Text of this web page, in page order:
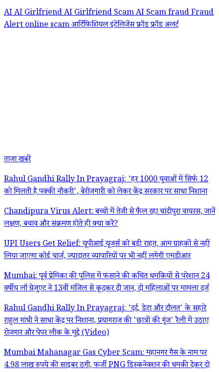
AIAI GirlfriendAI Girlfriend ScamAI ScamfraudFraud
Alertonline scamआर्टिफिशियल इंटेलिजेंसफ्रॉडफ्रॉड अलर्ट
ताजा खबरें
Rahul Gandhi Rally In Prayagraj: 'हर 1000 युवाओं में सिर्फ 12
को मिलती है पक्की नौकरी', बेरोजगारी को लेकर केंद्र सरकार पर साधा निशाना
Chandipura Virus Alert: बच्चों में तेजी से फैल रहा चांदीपुरा वायरस, जानें
लक्षण, बचाव और संक्रमण होते ही क्या करें?
UPI Users Get Relief: यूपीआई यूजर्स को बड़ी राहत, आम ग्राहकों से नहीं
लिया जाएगा कोई चार्ज, ज्यादातर व्यापारियों पर भी नहीं लगेगी एमडीआर
Mumbai: पूर्व प्रेमिका की पुलिस में फंसाने की कथित धमकियों से परेशान 24
वर्षीय लॉ ग्रेजुएट ने 13वीं मंजिल से कूदकर दी जान, दो महिलाओं पर मामला दर्ज
Rahul Gandhi Rally In Prayagraj: 'दर्द, डेटा और दौलत' के सहारे
राहुल गांधी ने साधा केंद्र पर निशाना, प्रयागराज की 'छात्रों की गूंज' रैली में उठाए
रोजगार और पेपर लीक के मुद्दे (Video)
Mumbai Mahanagar Gas Cyber Scam: महानगर गैस के नाम पर
4.98 लाख रुपये की साइबर ठगी, फर्जी PNG डिस्कनेक्शन की धमकी देकर दो